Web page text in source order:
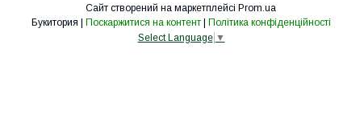
Сайт створений на маркетплейсі Prom.ua
Поскаржитися на контент
Політика конфіденційності
Select Language ▼